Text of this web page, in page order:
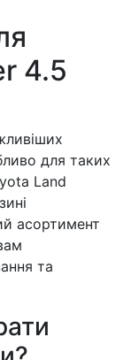
4.5
для таких
Land
асортимент
та